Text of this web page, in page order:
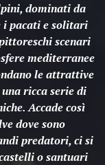
dominati da
i pacati e solitari
scenari
mediterranee
le attrattive
ricca serie di
Accade così
dove sono
predatori, ci si
o santuari